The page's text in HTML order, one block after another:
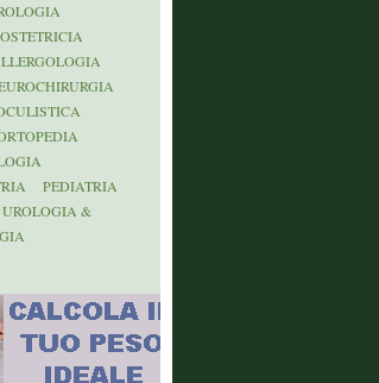
PEDIATRIA
UROLOGIA &